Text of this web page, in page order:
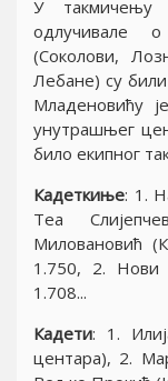
У
одлучивале
(Соколови,
Лебане) су
Младеновићу
унутрашњег
било екипног
Кадеткиње: 1.
Теа
Миловановић
1.750, 2. Нови
1.708...
Кадети: 1.
центара), 2.